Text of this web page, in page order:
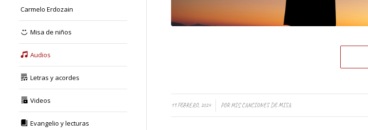
Carmelo Erdozain
Misa de niños
Audios
Letras y acordes
Videos
Evangelio y lecturas
19 FEBRERO, 2024 PORMIS CANCIONES DE MISA